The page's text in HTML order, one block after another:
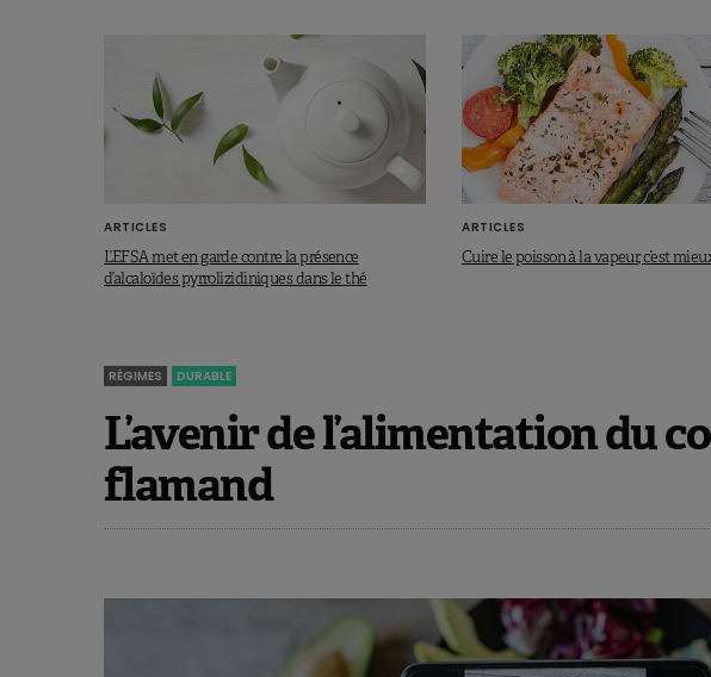
ARTICLES
L’EFSA met en garde contre la présence
d’alcaloïdes pyrrolizidiniques dans le thé
ARTICLES
Cuire le poisson à la vapeur, c’est
RÉGIMES DURABLE
L’avenir de l’alimentation du
flamand